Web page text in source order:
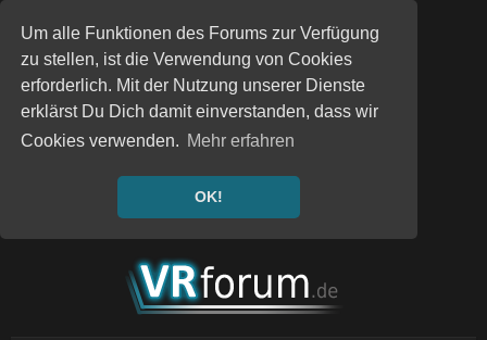
Um alle Funktionen des Forums zur Verfügung
zu stellen, ist die Verwendung von Cookies
erforderlich. Mit der Nutzung unserer Dienste
erklärst Du Dich damit einverstanden, dass wir
Cookies verwenden. Mehr erfahren
OK!